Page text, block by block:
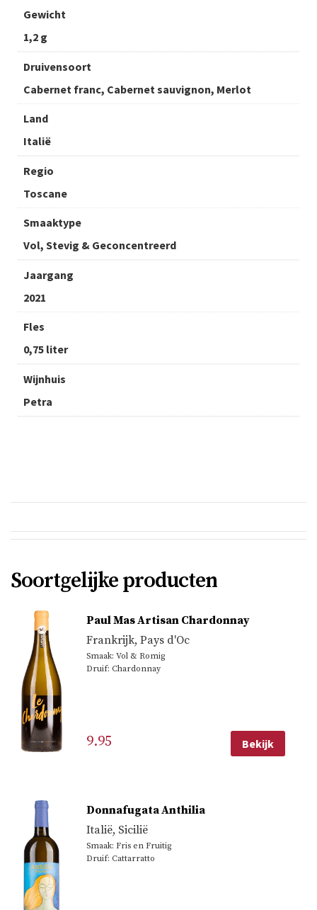
Gewicht
1,2 g
Druivensoort
Cabernet franc, Cabernet sauvignon, Merlot
Land
Italië
Regio
Toscane
Smaaktype
Vol, Stevig & Geconcentreerd
Jaargang
2021
Fles
0,75 liter
Wijnhuis
Petra
Soortgelijke producten
Paul Mas Artisan Chardonnay
Frankrijk, Pays d'Oc
Smaak: Vol & Romig
Druif: Chardonnay
9.95 Bekijk
Donnafugata Anthilia
Italië, Sicilië
Smaak: Fris en Fruitig
Druif: Cattarratto